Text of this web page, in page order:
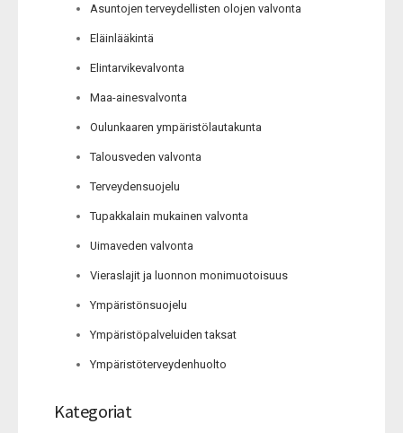
Asuntojen terveydellisten olojen valvonta
Eläinlääkintä
Elintarvikevalvonta
Maa-ainesvalvonta
Oulunkaaren ympäristölautakunta
Talousveden valvonta
Terveydensuojelu
Tupakkalain mukainen valvonta
Uimaveden valvonta
Vieraslajit ja luonnon monimuotoisuus
Ympäristönsuojelu
Ympäristöpalveluiden taksat
Ympäristöterveydenhuolto
Kategoriat